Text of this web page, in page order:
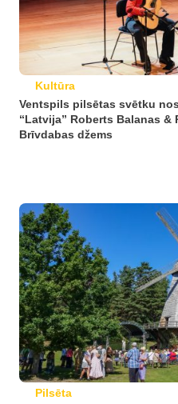
Kultūra
Ventspils pilsētas svētku
“Latvija” Roberts Balanas &
Brīvdabas džems
Pilsēta